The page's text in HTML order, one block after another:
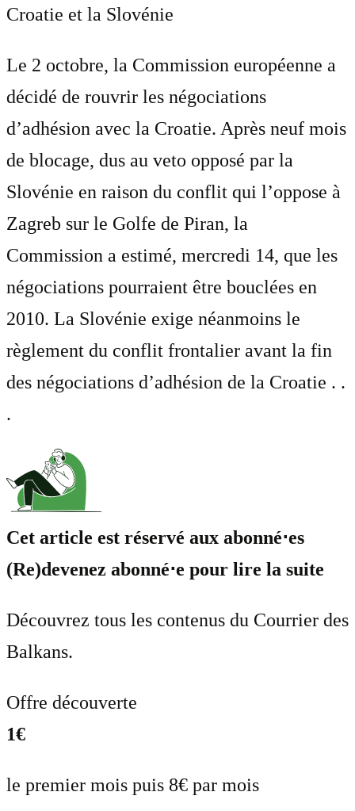
Croatie et la Slovénie
Le 2 octobre, la Commission européenne a
décidé de rouvrir les négociations
d’adhésion avec la Croatie. Après neuf mois
de blocage, dus au veto opposé par la
Slovénie en raison du conflit qui l’oppose à
Zagreb sur le Golfe de Piran, la
Commission a estimé, mercredi 14, que les
négociations pourraient être bouclées en
2010. La Slovénie exige néanmoins le
règlement du conflit frontalier avant la fin
des négociations d’adhésion de la Croatie . .
.
Cet article est réservé aux abonné⋅es
(Re)devenez abonné⋅e pour lire la suite
Découvrez tous les contenus du Courrier des
Balkans.
Offre découverte
1€
le premier mois puis 8€ par mois